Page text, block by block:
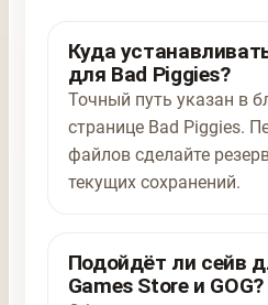
Куда
для Bad Piggies?
Точный путь указан в
странице Bad Piggies.
файлов сделайте
текущих сохранений.
Подойдёт ли сейв
Games Store и GOG?